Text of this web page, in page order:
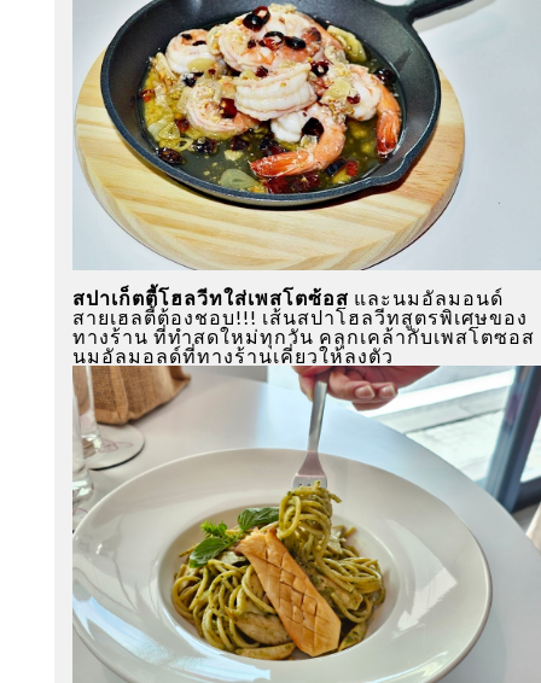
สปาเก็ตตี้โฮลวีทใส่เพสโตซ้อส และนมอัลมอนด์
สายเฮลตี้ต้องชอบ!!! เส้นสปาโฮลวีทสูตรพิเศษของ
ทางร้าน ที่ทำสดใหม่ทุกวัน คลุกเคล้ากับเพสโตซอส
นมอัลมอลด์ที่ทางร้านเคี่ยวให้ลงตัว